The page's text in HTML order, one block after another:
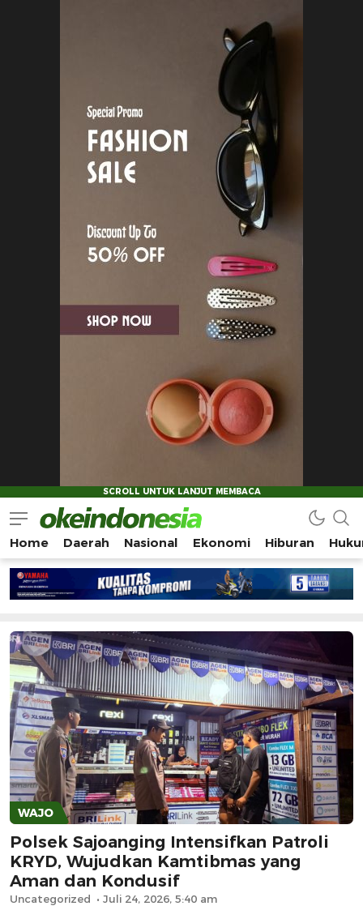
Okeindonesia.Online
Mengonlinekan Indonesia Secara Utuh
Home Daerah Nasional Ekonomi Hiburan
WAJO
Polsek Sajoanging Intensifkan Patroli
KRYD, Wujudkan Kamtibmas yang
Aman dan Kondusif
Uncategorized Juli 24, 2026, 5:40 am